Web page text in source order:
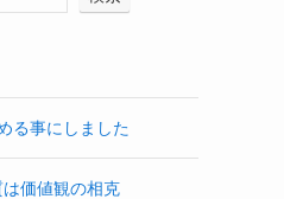
る事にしました
は価値観の相克